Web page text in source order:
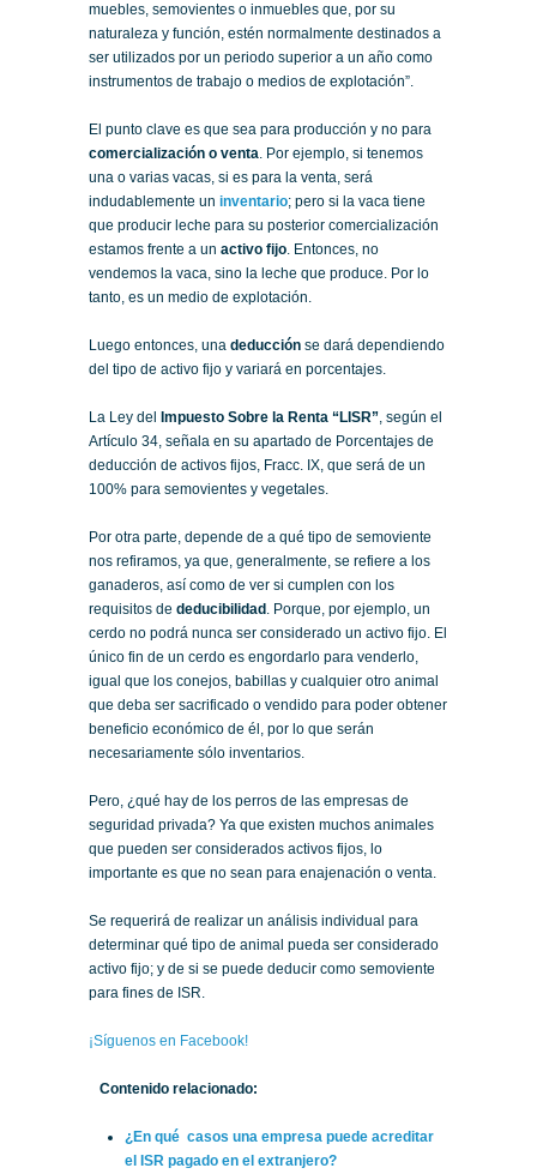
muebles, semovientes o inmuebles que, por su
naturaleza y función, estén normalmente destinados a
ser utilizados por un periodo superior a un año como
instrumentos de trabajo o medios de explotación”.
El punto clave es que sea para producción y no para
comercialización o venta. Por ejemplo, si tenemos
una o varias vacas, si es para la venta, será
indudablemente un inventario; pero si la vaca tiene
que producir leche para su posterior comercialización
estamos frente a un activo fijo. Entonces, no
vendemos la vaca, sino la leche que produce. Por lo
tanto, es un medio de explotación.
Luego entonces, una deducción se dará dependiendo
del tipo de activo fijo y variará en porcentajes.
La Ley del Impuesto Sobre la Renta “LISR”, según el
Artículo 34, señala en su apartado de Porcentajes de
deducción de activos fijos, Fracc. IX, que será de un
100% para semovientes y vegetales.
Por otra parte, depende de a qué tipo de semoviente
nos refiramos, ya que, generalmente, se refiere a los
ganaderos, así como de ver si cumplen con los
requisitos de deducibilidad . Porque, por ejemplo, un
cerdo no podrá nunca ser considerado un activo fijo. El
único fin de un cerdo es engordarlo para venderlo,
igual que los conejos, babillas y cualquier otro animal
que deba ser sacrificado o vendido para poder obtener
beneficio económico de él, por lo que serán
necesariamente sólo inventarios.
Pero, ¿qué hay de los perros de las empresas de
seguridad privada? Ya que existen muchos animales
que pueden ser considerados activos fijos, lo
importante es que no sean para enajenación o venta.
Se requerirá de realizar un análisis individual para
determinar qué tipo de animal pueda ser considerado
activo fijo; y de si se puede deducir como semoviente
para fines de ISR.
¡Síguenos en Facebook!
Contenido relacionado:
¿En qué casos una empresa puede acreditar
el ISR pagado en el extranjero?